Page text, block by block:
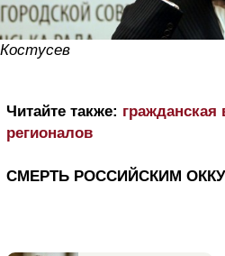
Костусев
Читайте также: гражданская
регионалов
СМЕРТЬ РОССИЙСКИМ